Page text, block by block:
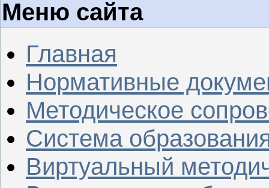
Меню сайта
Главная
Нормативные
Методическое
Система
Виртуальный